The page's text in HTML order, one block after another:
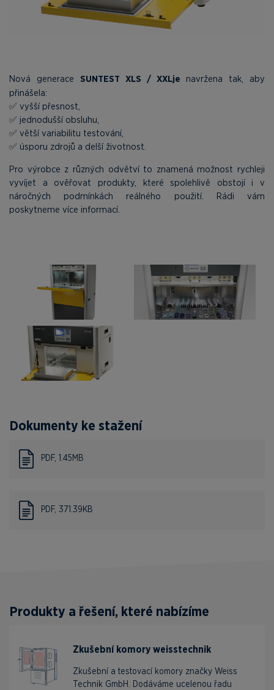
Nová generace SUNTEST XLS / XXLje navržena tak, aby
přinášela:
✅ vyšší přesnost,
✅ jednodušší obsluhu,
✅ větší variabilitu testování,
✅ úsporu zdrojů a delší životnost.
Pro výrobce z různých odvětví to znamená možnost rychleji
vyvíjet a ověřovat produkty, které spolehlivě obstojí i v
náročných podmínkách reálného použití. Rádi vám
poskytneme více informací.
Dokumenty ke stažení
PDF, 1.45MB
PDF, 371.39KB
Produkty a řešení, které nabízíme
Zkušební komory weisstechnik
Zkušební a testovací komory značky Weiss
Technik GmbH. Dodáváme ucelenou řadu